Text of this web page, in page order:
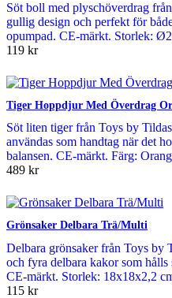
Söt boll med plyschöverdrag
gullig design och perfekt för
opumpad. CE-märkt. Storlek:
119 kr
Tiger Hoppdjur Med Överdrag
Söt liten tiger från Toys by
användas som handtag när det
balansen. CE-märkt. Färg:
489 kr
Grönsaker Delbara Trä/Multi
Delbara grönsaker från Toys by
och fyra delbara kakor som hålls
CE-märkt. Storlek: 18x18x2,2
115 kr